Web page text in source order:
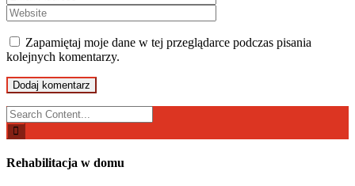
Zapamiętaj moje dane w tej przeglądarce podczas pisania
kolejnych komentarzy.
Search
for:
Rehabilitacja w domu